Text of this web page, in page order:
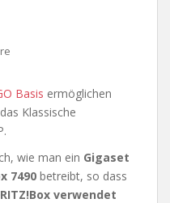
Basis ermöglichen
Klassische
wie man ein Gigaset
7490 betreibt, so dass
verwendet